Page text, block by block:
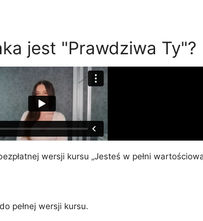
jest "Prawdziwa Ty"?
wersji kursu „Jesteś w pełni
pełnej wersji kursu.